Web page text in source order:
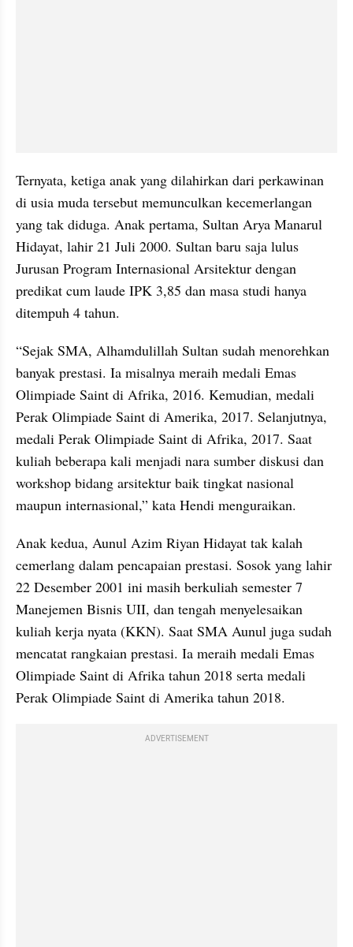
Ternyata, ketiga anak yang dilahirkan dari perkawinan
di usia muda tersebut memunculkan kecemerlangan
yang tak diduga. Anak pertama, Sultan Arya Manarul
Hidayat, lahir 21 Juli 2000. Sultan baru saja lulus
Jurusan Program Internasional Arsitektur dengan
predikat cum laude IPK 3,85 dan masa studi hanya
ditempuh 4 tahun.
“Sejak SMA, Alhamdulillah Sultan sudah menorehkan
banyak prestasi. Ia misalnya meraih medali Emas
Olimpiade Saint di Afrika, 2016. Kemudian, medali
Perak Olimpiade Saint di Amerika, 2017. Selanjutnya,
medali Perak Olimpiade Saint di Afrika, 2017. Saat
kuliah beberapa kali menjadi nara sumber diskusi dan
workshop bidang arsitektur baik tingkat nasional
maupun internasional,” kata Hendi menguraikan.
Anak kedua, Aunul Azim Riyan Hidayat tak kalah
cemerlang dalam pencapaian prestasi. Sosok yang lahir
22 Desember 2001 ini masih berkuliah semester 7
Manejemen Bisnis UII, dan tengah menyelesaikan
kuliah kerja nyata (KKN). Saat SMA Aunul juga sudah
mencatat rangkaian prestasi. Ia meraih medali Emas
Olimpiade Saint di Afrika tahun 2018 serta medali
Perak Olimpiade Saint di Amerika tahun 2018.
ADVERTISEMENT